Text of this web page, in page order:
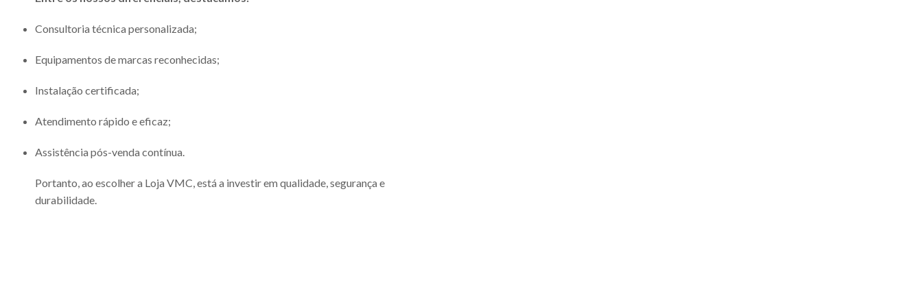
Consultoria técnica personalizada;
Equipamentos de marcas reconhecidas;
Instalação certificada;
Atendimento rápido e eficaz;
Assistência pós-venda contínua.
Portanto, ao escolher a Loja VMC, está a investir em qualidade, segurança e
durabilidade.